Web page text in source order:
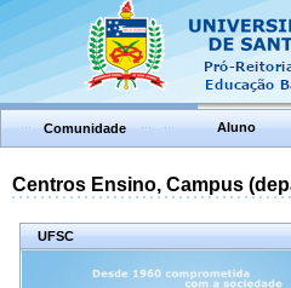
Comunidade Aluno
Centros Ensino, Campus
UFSC